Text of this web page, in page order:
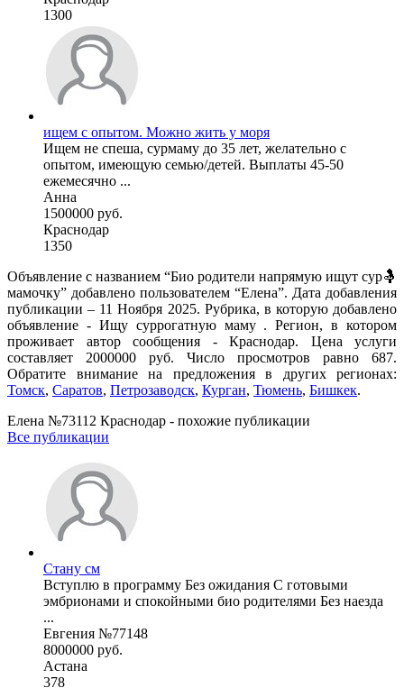
1300
ищем с опытом. Можно жить у моря
Ищем не спеша, сурмаму до 35 лет, желательно с
опытом, имеющую семью/детей. Выплаты 45-50
ежемесячно ...
Анна
1500000 руб.
Краснодар
1350
Объявление с названием “Био родители напрямую ищут сур🤱
мамочку” добавлено пользователем “Елена”. Дата добавления
публикации – 11 Ноября 2025. Рубрика, в которую добавлено
объявление - Ищу суррогатную маму . Регион, в котором
проживает автор сообщения - Краснодар. Цена услуги
составляет 2000000 руб. Число просмотров равно 687.
Обратите внимание на предложения в других регионах:
Томск, Саратов, Петрозаводск, Курган, Тюмень, Бишкек.
Елена №73112 Краснодар - похожие публикации
Все публикации
Стану см
Вступлю в программу Без ожидания С готовыми
эмбрионами и спокойными био родителями Без наезда
...
Евгения №77148
8000000 руб.
Астана
378